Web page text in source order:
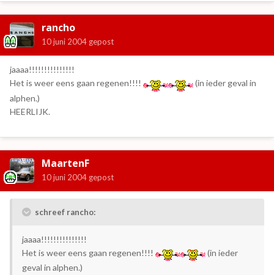
rancho
10 juni 2004 gepost
jaaaa!!!!!!!!!!!!!!!
Het is weer eens gaan regenen!!!!
(in ieder geval in
alphen.)
HEERLIJK.
MaartenF
10 juni 2004 gepost
schreef rancho:
jaaaa!!!!!!!!!!!!!!!
Het is weer eens gaan regenen!!!!
(in ieder
geval in alphen.)